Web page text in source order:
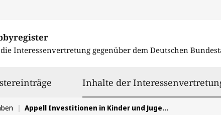
Interessenvertretung gegenüber dem Deutschen
Inhalte der
Appell Investitionen in Kinder und Jugendliche sind Investitionen in Wohlstand und Demokratie